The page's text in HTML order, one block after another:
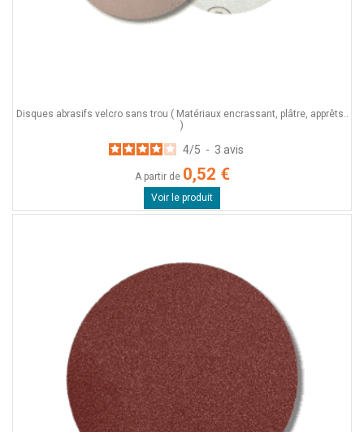
Disques abrasifs velcro sans trou ( Matériaux encrassant, plâtre, apprêts..
)
4/5 - 3 avis
A partir de 0,52 €
Voir le produit